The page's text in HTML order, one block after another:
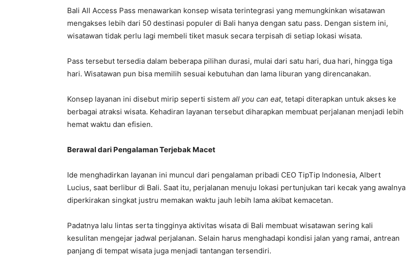
Bali All Access Pass menawarkan konsep wisata terintegrasi yang memungkinkan wisatawan
mengakses lebih dari 50 destinasi populer di Bali hanya dengan satu pass. Dengan sistem ini,
wisatawan tidak perlu lagi membeli tiket masuk secara terpisah di setiap lokasi wisata.
Pass tersebut tersedia dalam beberapa pilihan durasi, mulai dari satu hari, dua hari, hingga tiga
hari. Wisatawan pun bisa memilih sesuai kebutuhan dan lama liburan yang direncanakan.
Konsep layanan ini disebut mirip seperti sistem all you can eat, tetapi diterapkan untuk akses ke
berbagai atraksi wisata. Kehadiran layanan tersebut diharapkan membuat perjalanan menjadi lebih
hemat waktu dan efisien.
Berawal dari Pengalaman Terjebak Macet
Ide menghadirkan layanan ini muncul dari pengalaman pribadi CEO TipTip Indonesia, Albert
Lucius, saat berlibur di Bali. Saat itu, perjalanan menuju lokasi pertunjukan tari kecak yang awalnya
diperkirakan singkat justru memakan waktu jauh lebih lama akibat kemacetan.
Padatnya lalu lintas serta tingginya aktivitas wisata di Bali membuat wisatawan sering kali
kesulitan mengejar jadwal perjalanan. Selain harus menghadapi kondisi jalan yang ramai, antrean
panjang di tempat wisata juga menjadi tantangan tersendiri.